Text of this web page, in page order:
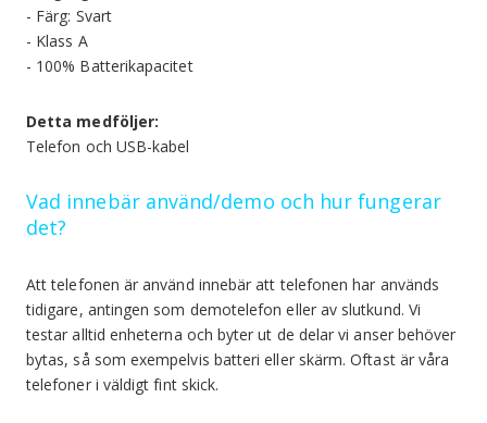
- Färg: Svart
- Klass A
- 100% Batterikapacitet
Detta medföljer:
Telefon och USB-kabel
Vad innebär använd/demo och hur fungerar
det?
Att telefonen är använd innebär att telefonen har används
tidigare, antingen som demotelefon eller av slutkund. Vi
testar alltid enheterna och byter ut de delar vi anser behöver
bytas, så som exempelvis batteri eller skärm. Oftast är våra
telefoner i väldigt fint skick.